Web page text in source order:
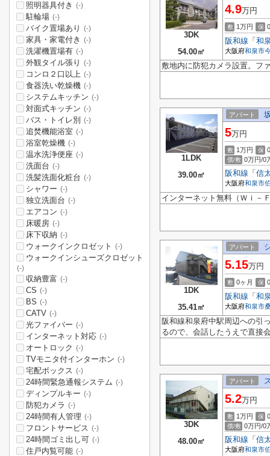
3DK
54.00㎡
4.9万円
敷 1万円 保
阪和線 「 和
大阪府和泉市
敷地内に防犯カメラ設置。フ
1LDK
39.00㎡
アパート
5万円
敷 1万円 保
償/敷 0万円/0
阪和線 「 信
大阪府和泉市
インターネット無料（Ｗｉ－
1DK
35.41㎡
アパート
5.15万円
敷 0ヶ月 保
阪和線 「 和
大阪府和泉市
阪和線和泉府中駅周辺への引
るので、会話したうえで直接
3DK
48.00㎡
アパート
5.2万円
敷 1万円 保
償/敷 0万円/0
阪和線 「 信
大阪府和泉市
照明器具付き (-)
駐輪場 (-)
バイク置場あり (-)
家具・家電付き (-)
洗濯機置場有 (-)
外観タイル張り (-)
コンロ２口以上 (-)
食器洗い乾燥機 (-)
システムキッチン (-)
対面式キッチン (-)
バス・トイレ別 (-)
追焚機能浴室 (-)
浴室乾燥機 (-)
温水洗浄便座 (-)
洗面台 (-)
洗髪洗面化粧台 (-)
シャワー (-)
独立洗面台 (-)
エアコン (-)
床暖房 (-)
床下収納 (-)
ウォークインクロゼット (-)
ウォークインシューズクロゼット
(-)
収納豊富 (-)
CS (-)
BS (-)
CATV (-)
光ファイバー (-)
インターネット対応 (-)
オートロック (-)
TVモニタ付インターホン (-)
宅配ボックス (-)
24時間緊急通報システム (-)
ディンプルキー (-)
防犯カメラ (-)
24時間有人管理 (-)
フロントサービス (-)
24時間ゴミ出し可 (-)
住戸内覧可能 (-)